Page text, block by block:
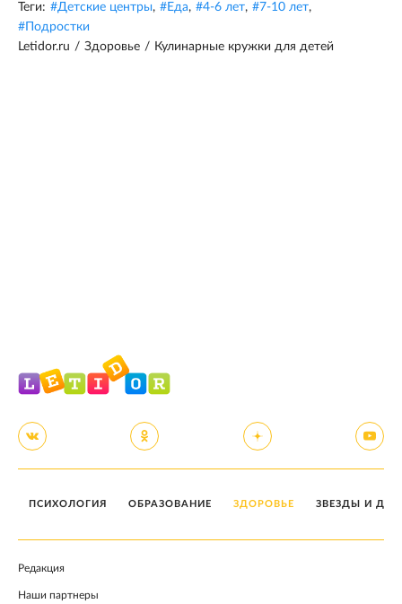
Теги: #Детские центры, #Еда, #4-6 лет, #7-10 лет,
# Подростки
Letidor.ru / Здоровье / Кулинарные кружки для детей
ПСИХОЛОГИЯ ОБРАЗОВАНИЕ ЗДОРОВЬЕ ЗВЕЗДЫ И
Редакция
Наши партнеры